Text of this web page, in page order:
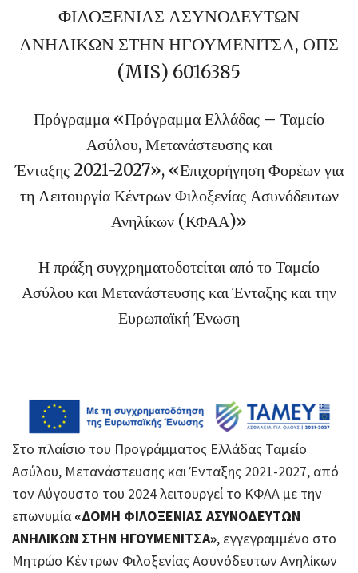
ΦΙΛΟΞΕΝΙΑΣ ΑΣΥΝΟΔΕΥΤΩΝ
ΑΝΗΛΙΚΩΝ ΣΤΗΝ ΗΓΟΥΜΕΝΙΤΣΑ, ΟΠΣ
(MIS) 6016385
Πρόγραμμα «Πρόγραμμα Ελλάδας – Ταμείο
Ασύλου, Μετανάστευσης και
Ένταξης 2021-2027», «Επιχορήγηση Φορέων για
τη Λειτουργία Κέντρων Φιλοξενίας Ασυνόδευτων
Ανηλίκων (ΚΦΑΑ)»
Η πράξη συγχρηματοδοτείται από το Ταμείο
Ασύλου και Μετανάστευσης και Ένταξης και την
Ευρωπαϊκή Ένωση
Στο πλαίσιο του Προγράμματος Ελλάδας Ταμείο
Ασύλου, Μετανάστευσης και Ένταξης 2021-2027, από
τον Αύγουστο του 2024 λειτουργεί το ΚΦΑΑ με την
επωνυμία«ΔΟΜΗ ΦΙΛΟΞΕΝΙΑΣ ΑΣΥΝΟΔΕΥΤΩΝ
ΑΝΗΛΙΚΩΝ ΣΤΗΝ ΗΓΟΥΜΕΝΙΤΣΑ», εγγεγραμμένο στο
Μητρώο Κέντρων Φιλοξενίας Ασυνόδευτων Ανηλίκων